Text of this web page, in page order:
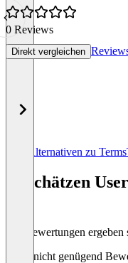
0 Reviews
Direkt vergleichen
Alle Alternativen zu
So schätzen
Die Bewertungen
Noch nicht genügend